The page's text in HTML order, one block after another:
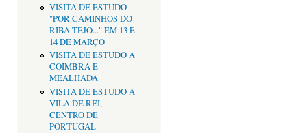
VISITA DE ESTUDO
"POR CAMINHOS DO
RIBA TEJO..." EM 13 E
14 DE MARÇO
VISITA DE ESTUDO A
COIMBRA E
MEALHADA
VISITA DE ESTUDO A
VILA DE REI,
CENTRO DE
PORTUGAL